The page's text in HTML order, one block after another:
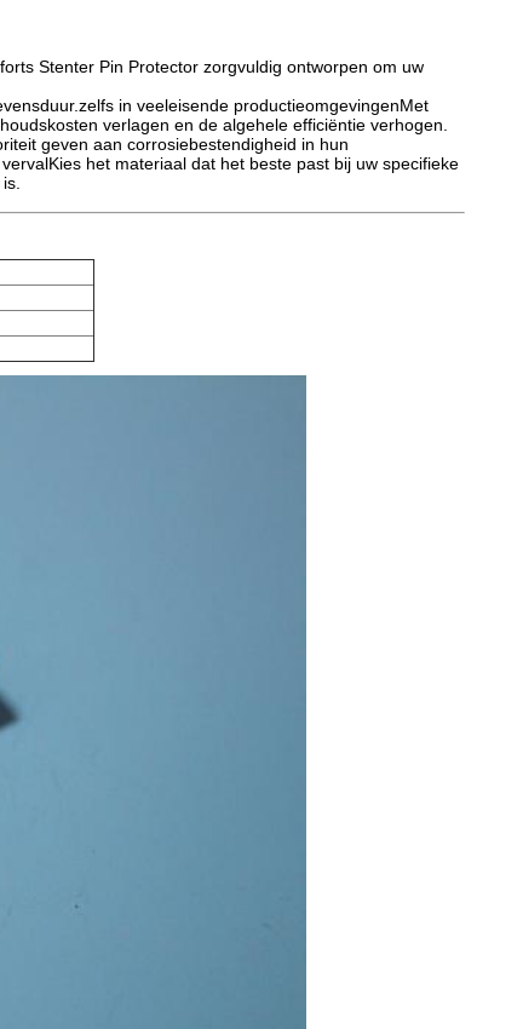
Stenter Pin Protector zorgvuldig ontworpen om uw
in veeleisende productieomgevingenMet
verlagen en de algehele efficiëntie verhogen.
geven aan corrosiebestendigheid in hun
het materiaal dat het beste past bij uw specifieke